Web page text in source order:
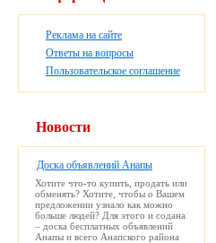
Реклама на сайте
Ответы на вопросы
Пользовательское соглашение
Новости
Доска объявлений Анапы
Хотите что-то купить, продать или
обменять? Хотите, чтобы о Вашем
предложении узнало как можно
больше людей? Для этого и содана
– доска бесплатных объявлений
Анапы и всего Анапского района